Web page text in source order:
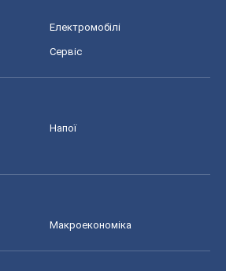
Електромобілі
Сервіс
Напої
Макроекономіка